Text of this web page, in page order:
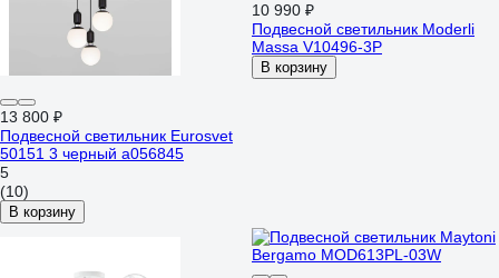
13 800 ₽
Подвесной светильник Eurosvet
50151 3 черный a056845
5
(10)
В корзину
10 990 ₽
Подвесной светильник Moderli
Massa V10496-3P
В корзину